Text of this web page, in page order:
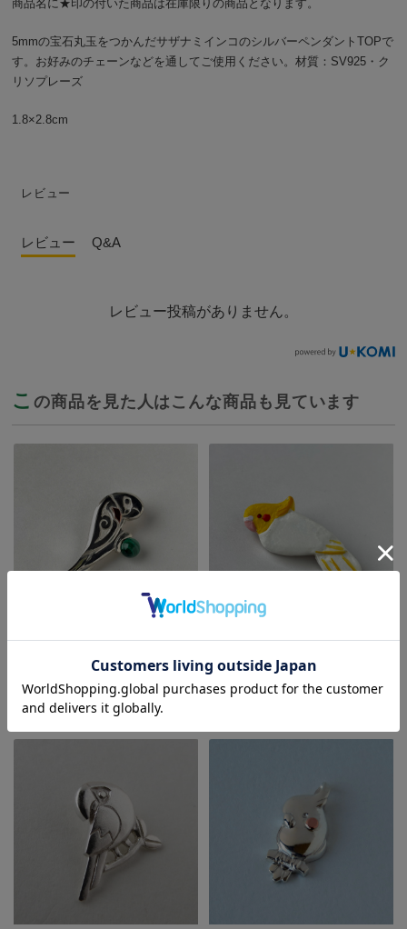
商品名に★印の付いた商品は在庫限りの商品となります。
5mmの宝石丸玉をつかんだサザナミインコのシルバーペンダントTOPで
す。お好みのチェーンなどを通してご使用ください。材質：SV925・ク
リソプレーズ
1.8×2.8cm
レビュー
レビュー Q&A
レビュー投稿がありません。
こ の商品を見た人はこんな商品も見ています
ントTOP/コミドリコンゴウ・マ
¥24,200
チ/オカメインコ・白C
¥1,210(税込)